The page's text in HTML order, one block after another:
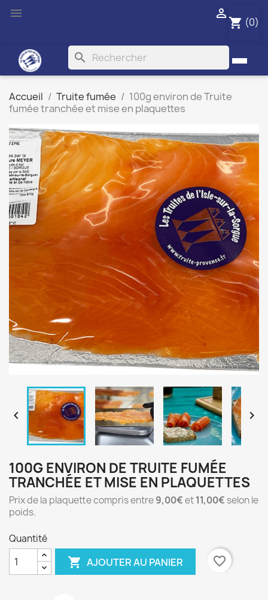

shopping_cart (0)

search
Accueil Truite fumée
100g environ de Truite
fumée tranchée et mise en plaquettes
 
100G ENVIRON DE TRUITE FUMÉE
TRANCHÉE ET MISE EN PLAQUETTES
Prix de la plaquette compris entre9,00€et11,00€ selon le
poids.
Quantité
 AJOUTER AU PANIER favorite_border